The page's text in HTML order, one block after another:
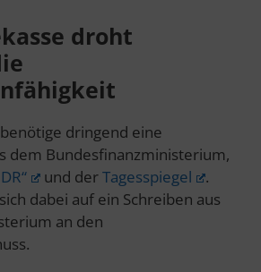
droht
dringend eine
dem Bundesfinanzministerium,
und derTagesspiegel
.
dabei auf ein Schreiben aus
an den